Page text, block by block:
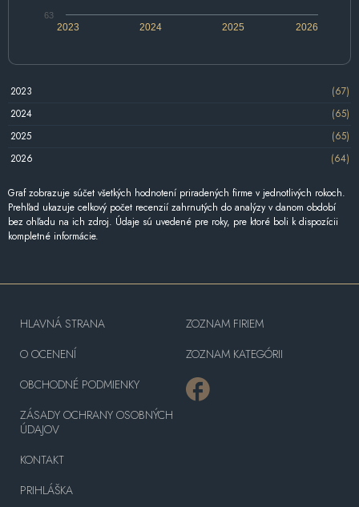
2024 2026
2023 2025
63
2023
(67)
2024
(65)
2025
(65)
2026
(64)
Graf zobrazuje súčet všetkých hodnotení priradených firme v jednotlivých rokoch.
Prehľad ukazuje celkový počet recenzií zahrnutých do analýzy v danom období
bez ohľadu na ich zdroj. Údaje sú uvedené pre roky, pre ktoré boli k dispozícii
kompletné informácie.
HLAVNÁ STRANA
O OCENENÍ
OBCHODNÉ PODMIENKY
ZÁSADY OCHRANY OSOBNÝCH
ÚDAJOV
KONTAKT
PRIHLÁŠKA
ZOZNAM FIRIEM
ZOZNAM KATEGÓRII